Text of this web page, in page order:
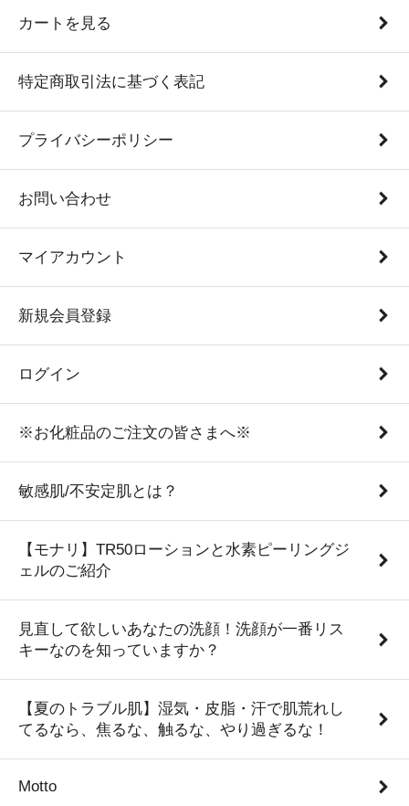
カートを見る
特定商取引法に基づく表記
プライバシーポリシー
お問い合わせ
マイアカウント
新規会員登録
ログイン
※お化粧品のご注文の皆さまへ※
敏感肌/不安定肌とは？
【モナリ】TR50ローションと水素ピーリングジ
ェルのご紹介
見直して欲しいあなたの洗顔！洗顔が一番リス
キーなのを知っていますか？
【夏のトラブル肌】湿気・皮脂・汗で肌荒れし
てるなら、焦るな、触るな、やり過ぎるな！
Motto